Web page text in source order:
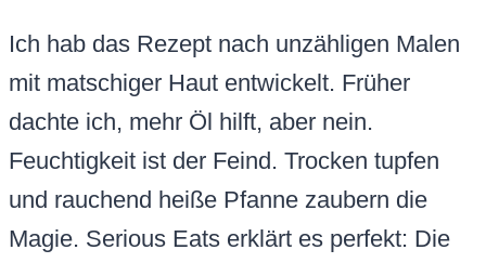
Ich hab das Rezept nach unzähligen Malen
mit matschiger Haut entwickelt. Früher
dachte ich, mehr Öl hilft, aber nein.
Feuchtigkeit ist der Feind. Trocken tupfen
und rauchend heiße Pfanne zaubern die
Magie. Serious Eats erklärt es perfekt: Die